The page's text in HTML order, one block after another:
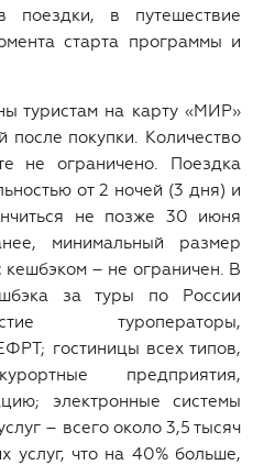
поездки, в путешествие
старта программы и
туристам на карту «МИР»
после покупки. Количество
не ограничено. Поездка
от 2 ночей (3 дня) и
не позже 30 июня
минимальный размер
кешбэком – не ограничен. В
за туры по России
туроператоры,
гостиницы всех типов,
предприятия,
электронные системы
– всего около 3,5 тысяч
услуг, что на 40% больше,